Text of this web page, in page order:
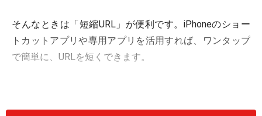
そんなときは「短縮URL」が便利です。iPhoneのショー
トカットアプリや専用アプリを活用すれば、ワンタップ
で簡単に、URLを短くできます。
iPhoneで長いURLを短くする方法は2つ！